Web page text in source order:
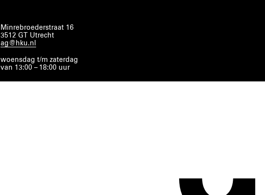
Minrebroederstraat 16
3512 GT Utrecht
ag@hku.nl
woensdag t/m zaterdag
van 13:00 – 18:00 uur